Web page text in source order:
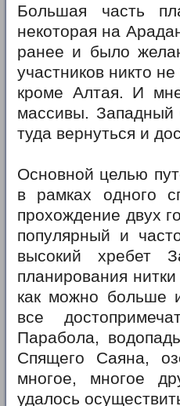
Большая часть
некоторая на
ранее и было
участников никто
кроме Алтая. И
массивы.
туда вернуться и
Основной целью
в рамках одного
прохождение двух
популярный и
высокий хребет
планирования
как можно больше
все
Парабола,
Спящего Саяна,
многое, многое
удалось